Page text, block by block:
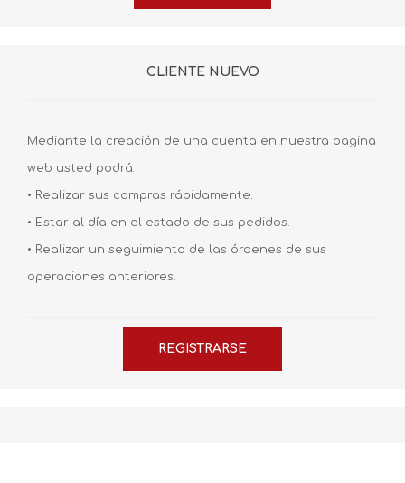
CLIENTE NUEVO
Mediante la creación de una cuenta en nuestra pagina
web usted podrá:
• Realizar sus compras rápidamente.
• Estar al día en el estado de sus pedidos.
• Realizar un seguimiento de las órdenes de sus
operaciones anteriores.